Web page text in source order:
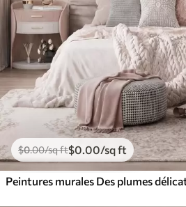
$0.00/sq ft$0.00/sq ft